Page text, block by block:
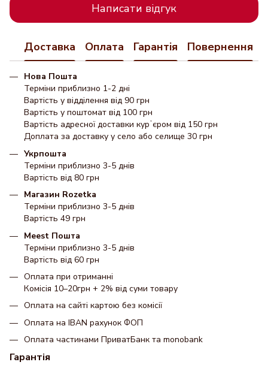
Написати відгук
Доставка Оплата Гарантія Повернення
Нова Пошта
Терміни приблизно 1-2 дні
Вартість у відділення від 90 грн
Вартість у поштомат від 100 грн
Вартість адресної доставки курʼєром від 150 грн
Доплата за доставку у село або селище 30 грн
Укрпошта
Терміни приблизно 3-5 днів
Вартість від 80 грн
Магазин Rozetka
Терміни приблизно 3-5 днів
Вартість 49 грн
Meest Пошта
Терміни приблизно 3-5 днів
Вартість від 60 грн
Оплата при отриманні
Комісія 10–20грн + 2% від суми товару
Оплата на сайті картою без комісії
Оплата на IBAN рахунок ФОП
Оплата частинами ПриватБанк та monobank
Гарантія